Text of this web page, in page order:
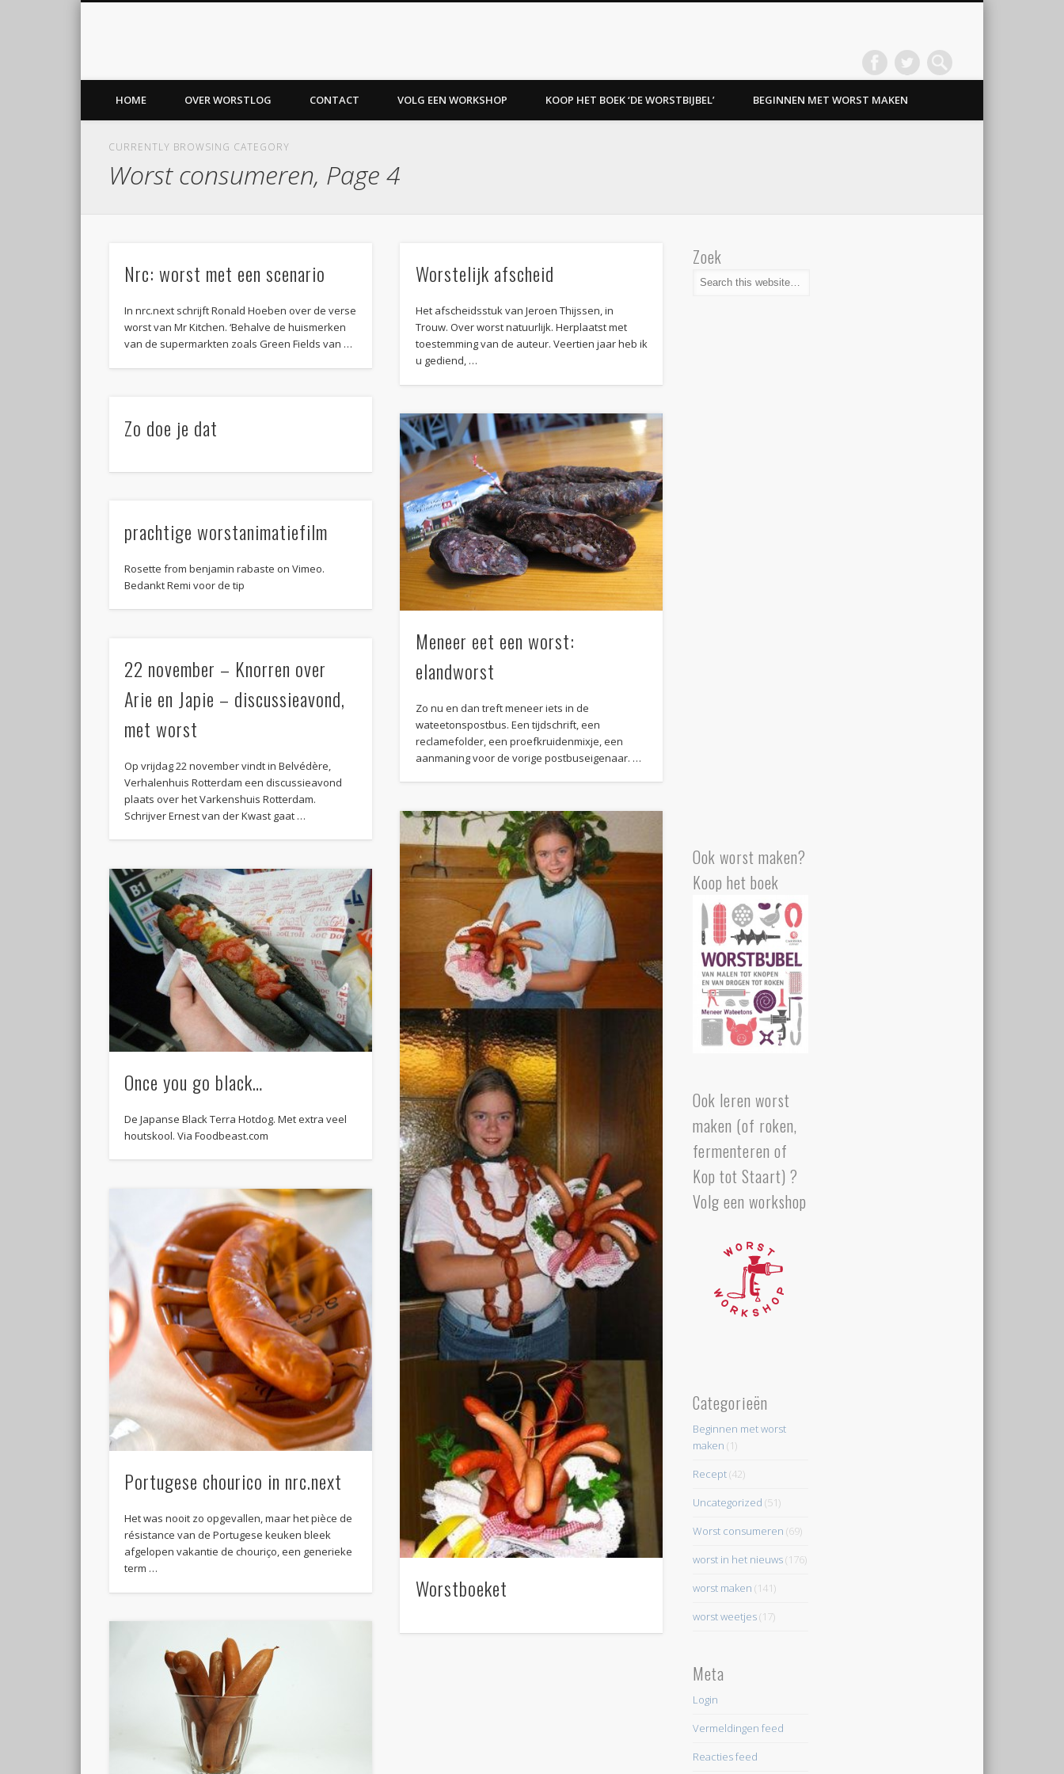
HOME OVER WORSTLOG CONTACT VOLG EEN WORKSHOP KOOP HET BOEK ‘DE WORSTBIJBEL’ BEGINNEN MET WORST MAKEN
CURRENTLY BROWSING CATEGORY
Worst consumeren, Page 4
Nrc: worst met een scenario
In nrc.next schrijft Ronald Hoeben over de verse
worst van Mr Kitchen. ‘Behalve de huismerken
van de supermarkten zoals Green Fields van …
Worstelijk afscheid
Het afscheidsstuk van Jeroen Thijssen, in
Trouw. Over worst natuurlijk. Herplaatst met
toestemming van de auteur. Veertien jaar heb ik
u gediend, …
Zo doe je dat
Meneer eet een worst:
elandworst
Zo nu en dan treft meneer iets in de
wateetonspostbus. Een tijdschrift, een
reclamefolder, een proefkruidenmixje, een
aanmaning voor de vorige postbuseigenaar. …
prachtige worstanimatiefilm
Rosette from benjamin rabaste on Vimeo.
Bedankt Remi voor de tip
22 november – Knorren over
Arie en Japie – discussieavond,
met worst
Op vrijdag 22 november vindt in Belvédère,
Verhalenhuis Rotterdam een discussieavond
plaats over het Varkenshuis Rotterdam.
Schrijver Ernest van der Kwast gaat …
Worstboeket
Once you go black…
De Japanse Black Terra Hotdog. Met extra veel
houtskool. Via Foodbeast.com
Portugese chourico in nrc.next
Het was nooit zo opgevallen, maar het pièce de
résistance van de Portugese keuken bleek
afgelopen vakantie de chouriço, een generieke
term …
Zoek
Ook worst maken?
Koop het boek
Ook leren worst
maken (of roken,
fermenteren of
Kop tot Staart) ?
Volg een workshop
Categorieën
Beginnen met worst
maken (1)
Recept(42)
Uncategorized (51)
Worst consumeren (69)
worst in het nieuws(176)
worst maken (141)
worst weetjes(17)
Meta
Login
Vermeldingen feed
Reacties feed